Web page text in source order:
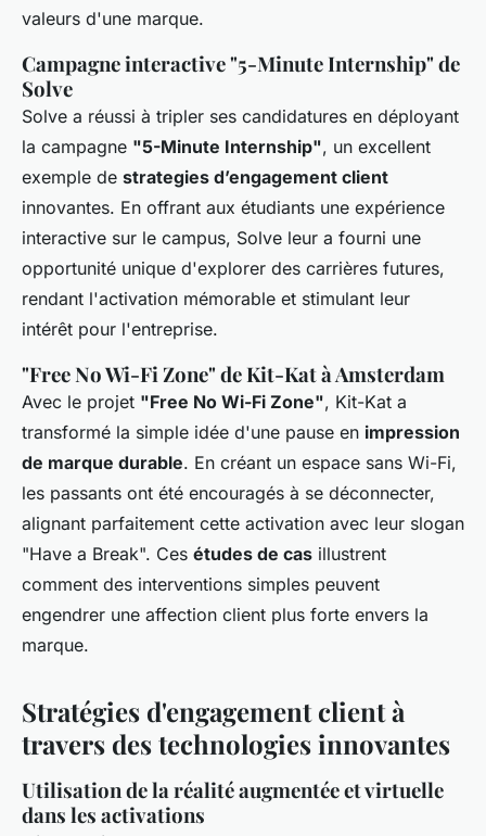
valeurs d'une marque.
Campagne interactive "5-Minute Internship" de
Solve
Solve a réussi à tripler ses candidatures en déployant
la campagne "5-Minute Internship", un excellent
exemple de strategies d’engagement client
innovantes. En offrant aux étudiants une expérience
interactive sur le campus, Solve leur a fourni une
opportunité unique d'explorer des carrières futures,
rendant l'activation mémorable et stimulant leur
intérêt pour l'entreprise.
"Free No Wi-Fi Zone" de Kit-Kat à Amsterdam
Avec le projet "Free No Wi-Fi Zone", Kit-Kat a
transformé la simple idée d'une pause en impression
de marque durable. En créant un espace sans Wi-Fi,
les passants ont été encouragés à se déconnecter,
alignant parfaitement cette activation avec leur slogan
"Have a Break". Ces études de cas illustrent
comment des interventions simples peuvent
engendrer une affection client plus forte envers la
marque.
Stratégies d'engagement client à
travers des technologies innovantes
Utilisation de la réalité augmentée et virtuelle
dans les activations